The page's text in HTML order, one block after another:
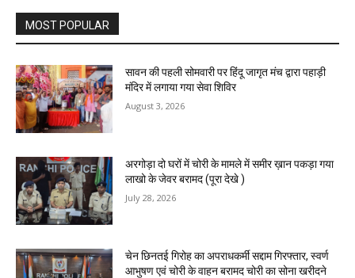
MOST POPULAR
सावन की पहली सोमवारी पर हिंदू जागृत मंच द्वारा पहाड़ी
मंदिर में लगाया गया सेवा शिविर
August 3, 2026
अरगोड़ा दो घरों में चोरी के मामले में समीर ख़ान पकड़ा गया
लाखो के जेवर बरामद (पूरा देखे )
July 28, 2026
चेन छिनतई गिरोह का अपराधकर्मी सद्दाम गिरफ्तार, स्वर्ण
आभुषण एवं चोरी के वाहन बरामद चोरी का सोना खरीदने